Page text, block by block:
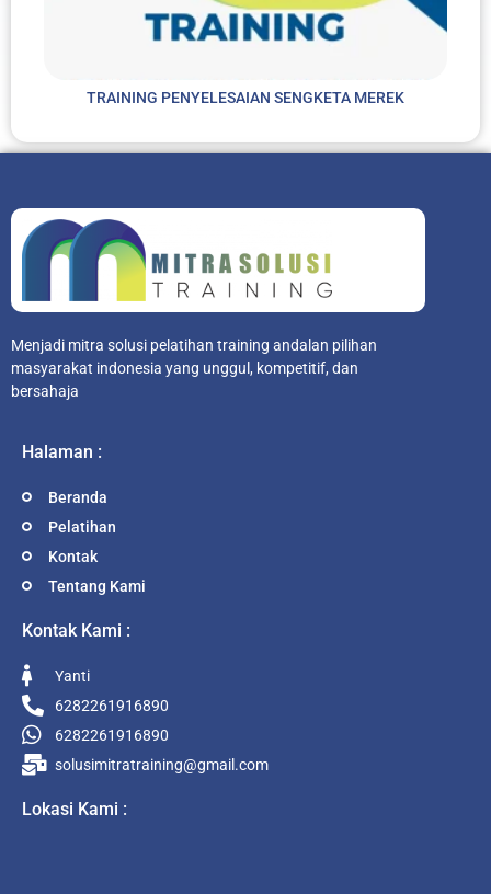
TRAINING PENYELESAIAN SENGKETA MEREK
Menjadi mitra solusi pelatihan training andalan pilihan
masyarakat indonesia yang unggul, kompetitif, dan
bersahaja
Halaman :
Beranda
Pelatihan
Kontak
Tentang Kami
Kontak Kami :
Yanti
6282261916890
6282261916890
solusimitratraining@gmail.com
Lokasi Kami :